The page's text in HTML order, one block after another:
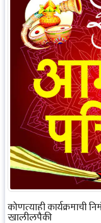
कोणत्याही कार्यक्रमाची
खालीलपैकी